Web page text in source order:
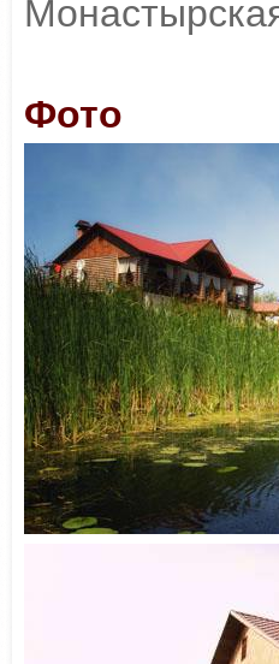
Фото